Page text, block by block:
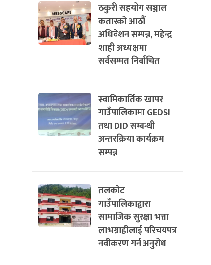
ठकुरी सहयोग सञ्जाल
कतारको आठौँ
अधिवेशन सम्पन्न, महेन्द्र
शाही अध्यक्षमा
सर्वसम्मत निर्वाचित
स्वामिकार्तिक खापर
गाउँपालिकामा GEDSI
तथा DID सम्बन्धी
अन्तरक्रिया कार्यक्रम
सम्पन्न
तलकोट
गाउँपालिकाद्वारा
सामाजिक सुरक्षा भत्ता
लाभग्राहीलाई परिचयपत्र
नवीकरण गर्न अनुरोध